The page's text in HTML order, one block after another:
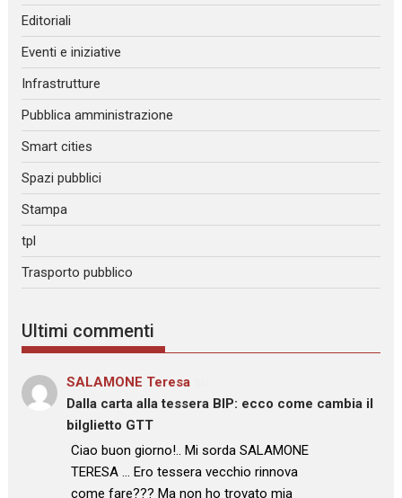
Editoriali
Eventi e iniziative
Infrastrutture
Pubblica amministrazione
Smart cities
Spazi pubblici
Stampa
tpl
Trasporto pubblico
Ultimi commenti
SALAMONE Teresa
Dalla carta alla tessera BIP: ecco come cambia il
bilglietto GTT
: “
Ciao buon giorno!.. Mi sorda SALAMONE
TERESA … Ero tessera vecchio rinnova
come fare??? Ma non ho trovato mia